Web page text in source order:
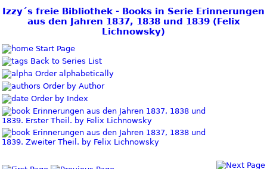
Izzy´s freie Bibliothek - Books in Serie Erinnerungen
aus den Jahren 1837, 1838 und 1839 (Felix
Lichnowsky)
Start Page
Back to Series List
Order alphabetically
Order by Author
Order by Index
Erinnerungen aus den Jahren 1837, 1838 und
1839. Erster Theil. by Felix Lichnowsky
Erinnerungen aus den Jahren 1837, 1838 und
1839. Zweiter Theil. by Felix Lichnowsky